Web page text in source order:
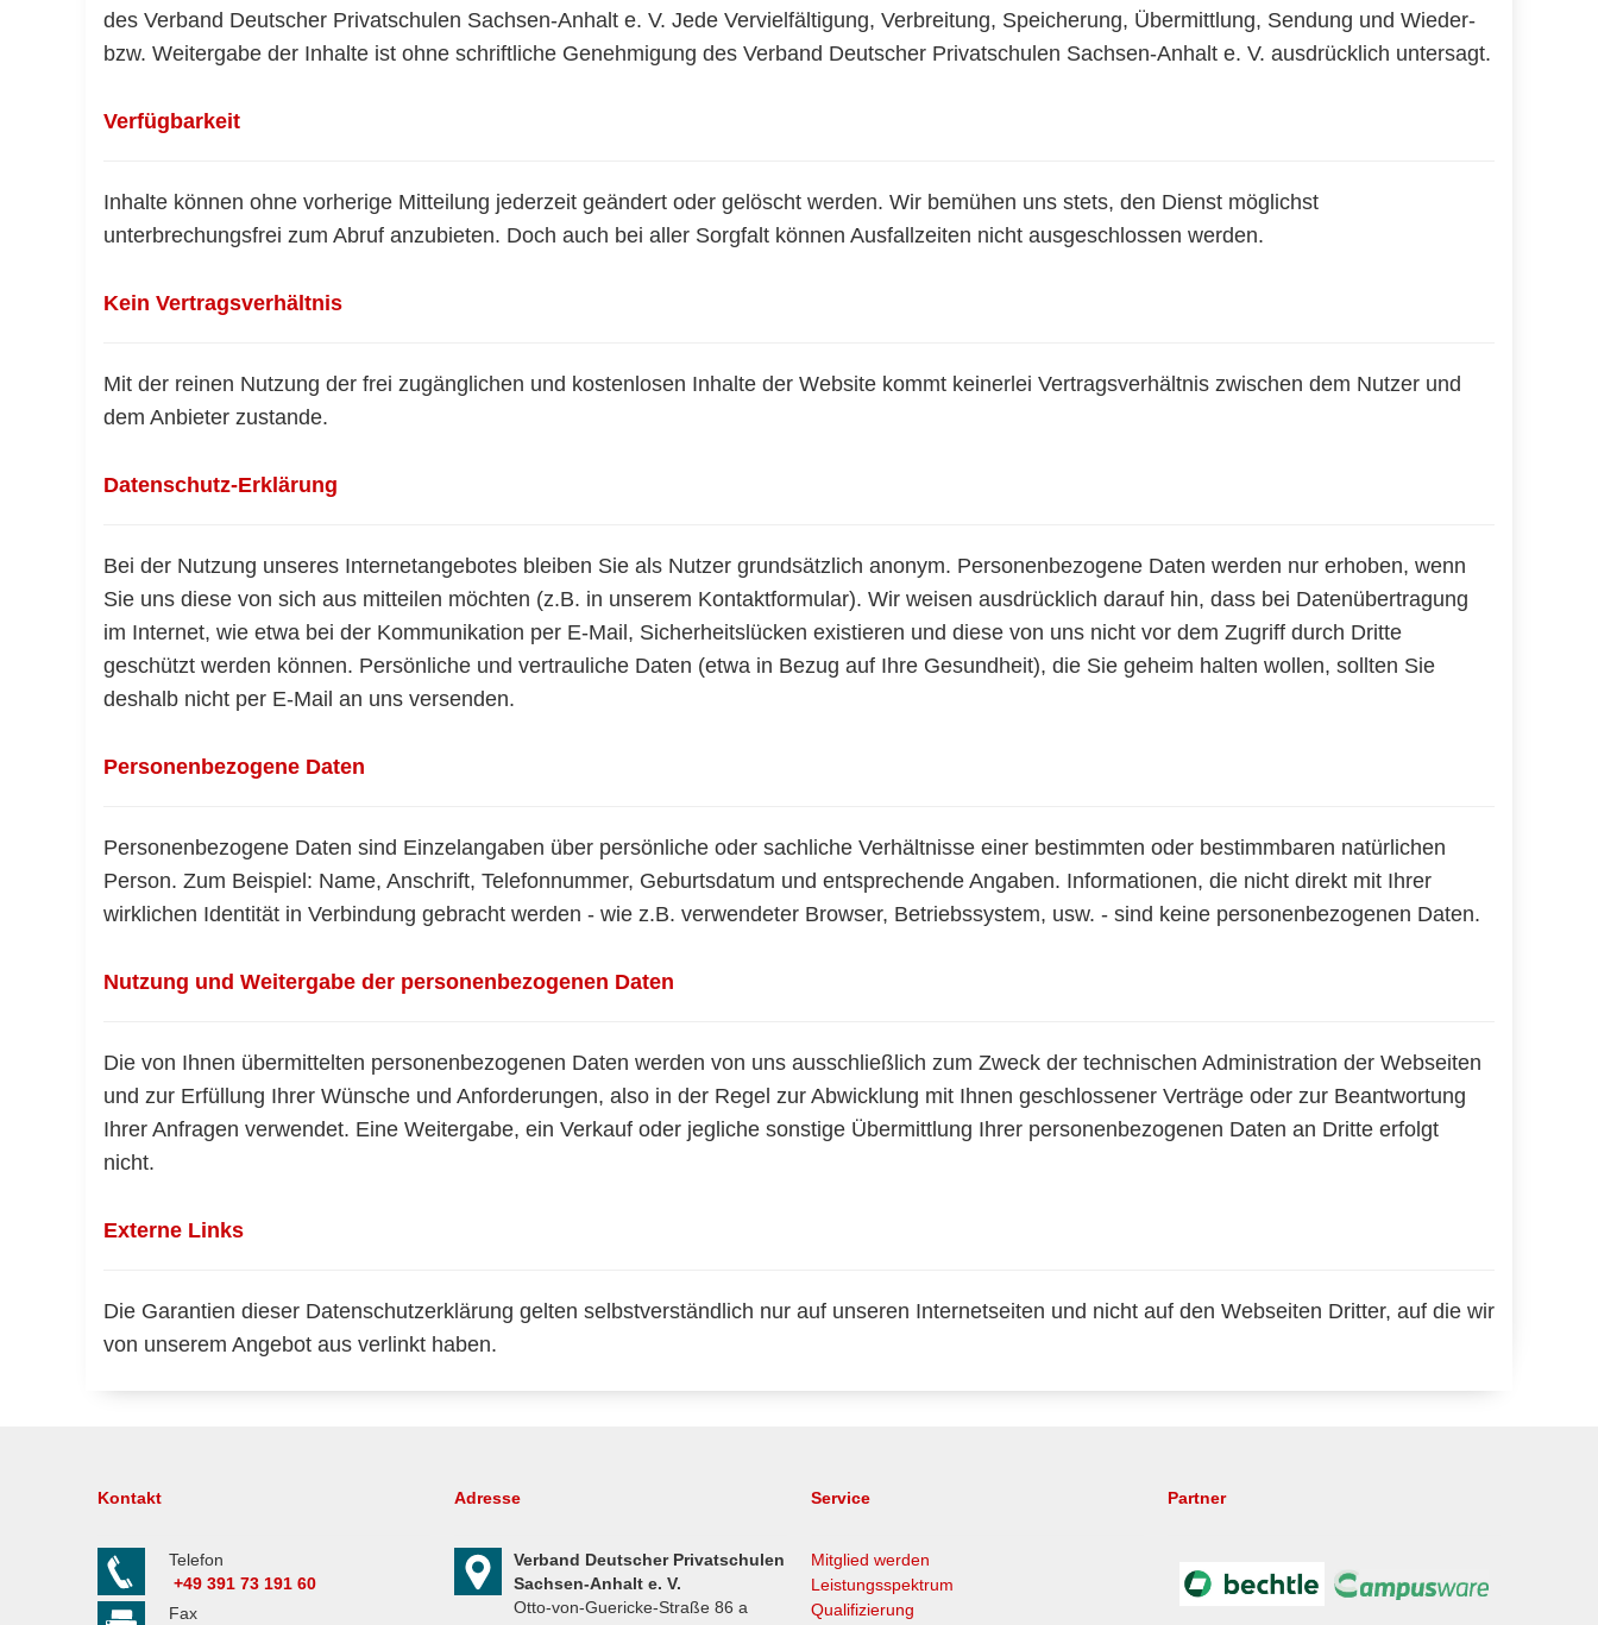
des Verband Deutscher Privatschulen Sachsen-Anhalt e. V. Jede Vervielfältigung, Verbreitung, Speicherung, Übermittlung, Sendung und Wieder-
bzw. Weitergabe der Inhalte ist ohne schriftliche Genehmigung des Verband Deutscher Privatschulen Sachsen-Anhalt e. V. ausdrücklich untersagt.
Verfügbarkeit
Inhalte können ohne vorherige Mitteilung jederzeit geändert oder gelöscht werden. Wir bemühen uns stets, den Dienst möglichst
unterbrechungsfrei zum Abruf anzubieten. Doch auch bei aller Sorgfalt können Ausfallzeiten nicht ausgeschlossen werden.
Kein Vertragsverhältnis
Mit der reinen Nutzung der frei zugänglichen und kostenlosen Inhalte der Website kommt keinerlei Vertragsverhältnis zwischen dem Nutzer und
dem Anbieter zustande.
Datenschutz-Erklärung
Bei der Nutzung unseres Internetangebotes bleiben Sie als Nutzer grundsätzlich anonym. Personenbezogene Daten werden nur erhoben, wenn
Sie uns diese von sich aus mitteilen möchten (z.B. in unserem Kontaktformular). Wir weisen ausdrücklich darauf hin, dass bei Datenübertragung
im Internet, wie etwa bei der Kommunikation per E-Mail, Sicherheitslücken existieren und diese von uns nicht vor dem Zugriff durch Dritte
geschützt werden können. Persönliche und vertrauliche Daten (etwa in Bezug auf Ihre Gesundheit), die Sie geheim halten wollen, sollten Sie
deshalb nicht per E-Mail an uns versenden.
Personenbezogene Daten
Personenbezogene Daten sind Einzelangaben über persönliche oder sachliche Verhältnisse einer bestimmten oder bestimmbaren natürlichen
Person. Zum Beispiel: Name, Anschrift, Telefonnummer, Geburtsdatum und entsprechende Angaben. Informationen, die nicht direkt mit Ihrer
wirklichen Identität in Verbindung gebracht werden - wie z.B. verwendeter Browser, Betriebssystem, usw. - sind keine personenbezogenen Daten.
Nutzung und Weitergabe der personenbezogenen Daten
Die von Ihnen übermittelten personenbezogenen Daten werden von uns ausschließlich zum Zweck der technischen Administration der Webseiten
und zur Erfüllung Ihrer Wünsche und Anforderungen, also in der Regel zur Abwicklung mit Ihnen geschlossener Verträge oder zur Beantwortung
Ihrer Anfragen verwendet. Eine Weitergabe, ein Verkauf oder jegliche sonstige Übermittlung Ihrer personenbezogenen Daten an Dritte erfolgt
nicht.
Externe Links
Die Garantien dieser Datenschutzerklärung gelten selbstverständlich nur auf unseren Internetseiten und nicht auf den Webseiten Dritter, auf die wir
von unserem Angebot aus verlinkt haben.
Kontakt
Telefon
+49 391 73 191 60
Fax
Adresse
Verband Deutscher Privatschulen
Sachsen-Anhalt e. V.
Otto-von-Guericke-Straße 86 a
Service
Mitglied werden
Leistungsspektrum
Qualifizierung
Partner